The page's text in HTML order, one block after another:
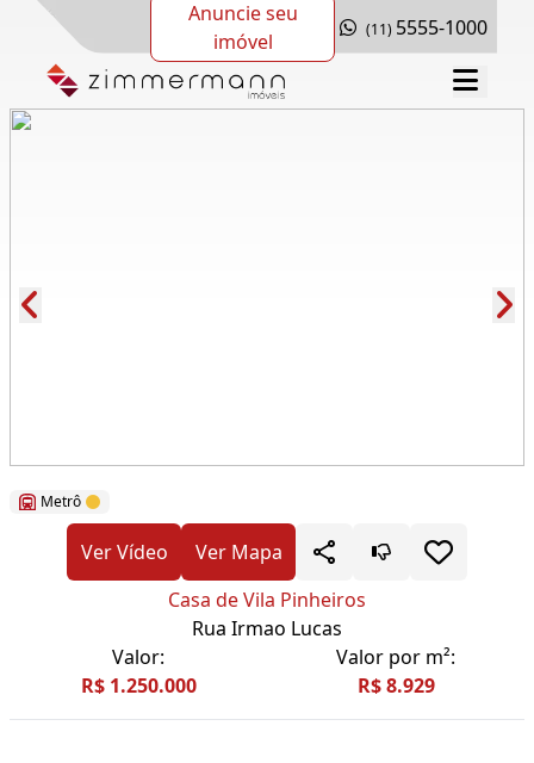
Anuncie seu
imóvel
(11) 5555-1000
Metrô
Ver Vídeo
Ver Mapa
Casa de Vila Pinheiros
Rua Irmao Lucas
Valor:
R$ 1.250.000
Valor por m²:
R$ 8.929